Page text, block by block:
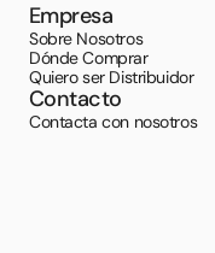
Empresa
Sobre Nosotros
Dónde Comprar
Quiero ser Distribuidor
Contacto
Contacta con nosotros